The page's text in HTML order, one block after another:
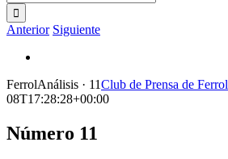
Anterior Siguiente
más
grande
FerrolAnálisis · 11Club de Prensa de Ferrol
08T17:28:28+00:00
Número 11